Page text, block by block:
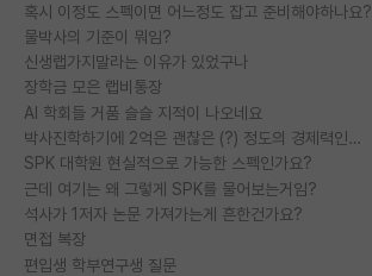
혹시 이정도 스펙이면 어느정도 잡고 준비해야하나요?
물박사의 기준이 뭐임?
신생랩가지말라는 이유가 있었구나
장학금 모은 랩비통장
AI 학회들 거품 슬슬 지적이 나오네요
박사진학하기에 2억은 괜찮은 (?) 정도의 경제력인가요
SPK 대학원 현실적으로 가능한 스펙인가요?
근데 여기는 왜 그렇게 SPK를 물어보는거임?
석사가 1저자 논문 가져가는게 흔한건가요?
면접 복장
편입생 학부연구생 질문